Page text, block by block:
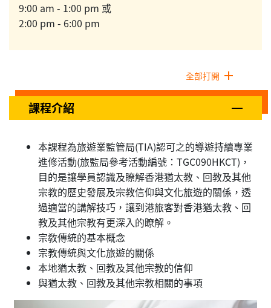
9:00 am - 1:00 pm 或
2:00 pm - 6:00 pm
全部打開
課程介紹
本課程為旅遊業監管局(TIA)認可之的導遊持續專業
進修活動(旅監局參考活動編號：TGC090HKCT)，
目的是讓學員認識及瞭解香港猶太教、回教及其他
宗教的歷史發展及宗教信仰與文化旅遊的關係，透
過適當的講解技巧，讓到港旅客對香港猶太教、回
教及其他宗教有更深入的瞭解。
宗敎傳統的基本概念
宗教傳統與文化旅遊的關係
本地猶太教、回教及其他宗教的信仰
與猶太教、回教及其他宗教相關的事項